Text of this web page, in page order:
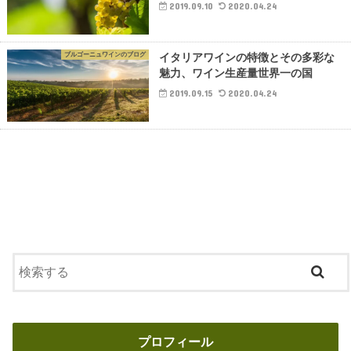
2019.09.10 2020.04.24
ブルゴーニュワインのブログ
イタリアワインの特徴とその多彩な
魅力、ワイン生産量世界一の国
2019.09.15 2020.04.24
プロフィール